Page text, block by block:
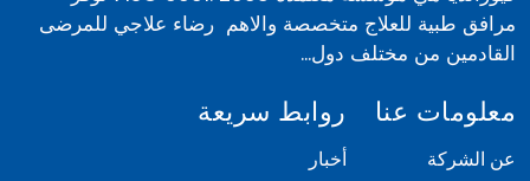
مرافق طبية للعلاج متخصصة والاهم رضاء علاجي للمرضى
القادمين من مختلف دول...
معلومات عنا
عن الشركة
روابط سريعة
أخبار